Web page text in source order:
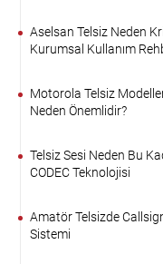
Aselsan Telsiz Neden
Kurumsal Kullanım
Motorola Telsiz
Neden Önemlidir?
Telsiz Sesi Neden Bu
CODEC Teknolojisi
Amatör Telsizde
Sistemi